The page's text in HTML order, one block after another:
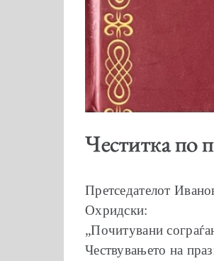
Честитка по
Претседателот
Охридски:
„Почитувани
Чествувањето на